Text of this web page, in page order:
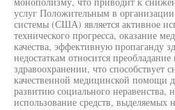
услуг Положительным в
системы (США) является активное
технического прогресса, оказание
качества, эффективную пропаганду
недостаткам относится
здравоохранении, что способствует
качественной медицинской помощи
развитию социального неравенства,
использование средств, выделяемых